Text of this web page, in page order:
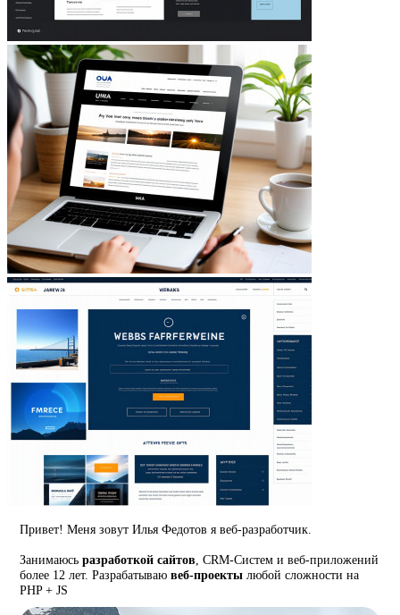
Привет! Меня зовут Илья Федотов я веб-разработчик.
Занимаюсьразработкой сайтов , CRM-Систем и веб-приложений
более 12 лет. Разрабатываювеб-проекты любой сложности на
PHP + JS